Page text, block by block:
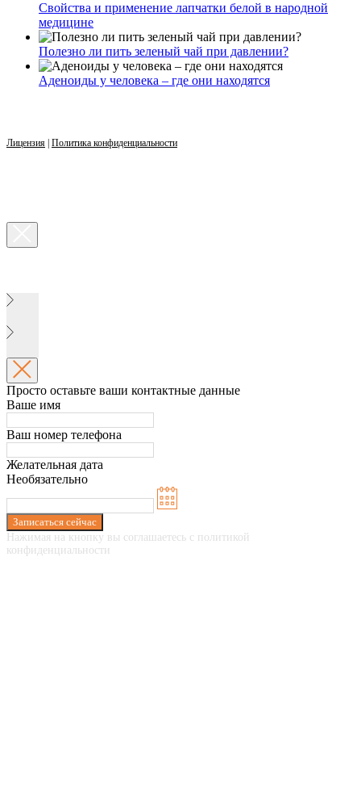
Свойства и применение лапчатки белой в народной
медицине
Полезно ли пить зеленый чай при давлении?
Аденоиды у человека – где они находятся
Лицензия Политика конфиденциальности
Просто оставьте ваши контактные данные
Ваше имя
Ваш номер телефона
Желательная дата
Необязательно
Записаться сейчас
Нажимая на кнопку вы соглашаетесь с политикой
конфиденциальности